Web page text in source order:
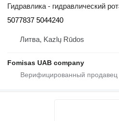
Гидравлика - гидравлический
5077837 5044240
Литва, Kazlų Rūdos
Fomisas UAB company